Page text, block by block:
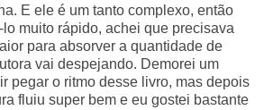
E ele é um tanto complexo, então
muito rápido, achei que precisava
para absorver a quantidade de
vai despejando. Demorei um
pegar o ritmo desse livro, mas depois
fluiu super bem e eu gostei bastante